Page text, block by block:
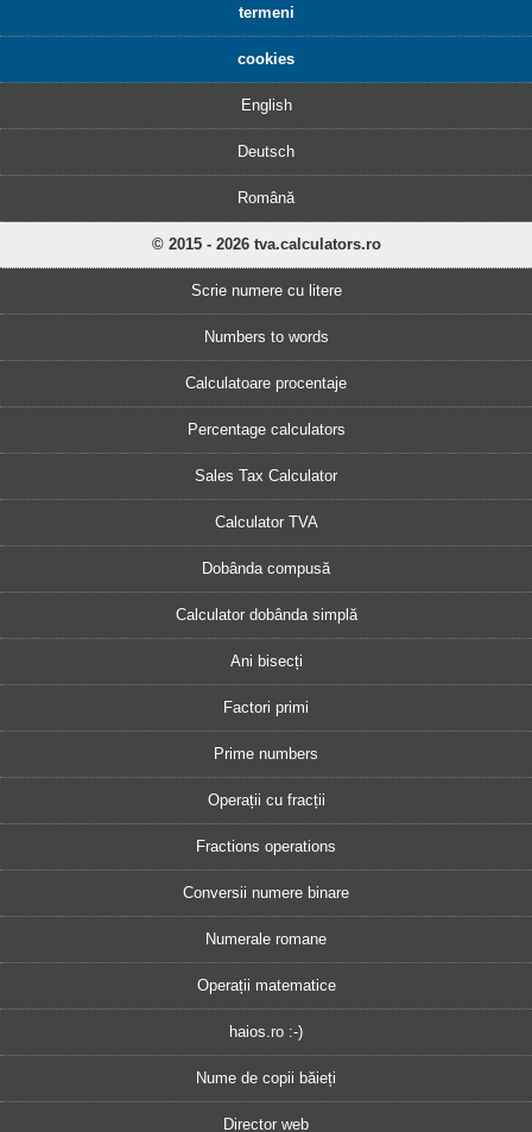
termeni
cookies
English
Deutsch
Română
© 2015 - 2026 tva.calculators.ro
Scrie numere cu litere
Numbers to words
Calculatoare procentaje
Percentage calculators
Sales Tax Calculator
Calculator TVA
Dobânda compusă
Calculator dobânda simplă
Ani bisecți
Factori primi
Prime numbers
Operații cu fracții
Fractions operations
Conversii numere binare
Numerale romane
Operații matematice
haios.ro :-)
Nume de copii băieți
Director web